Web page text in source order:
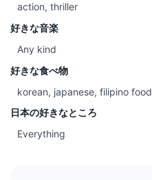
action, thriller
好きな音楽
Any kind
好きな食べ物
korean, japanese, filipino food
日本の好きなところ
Everything